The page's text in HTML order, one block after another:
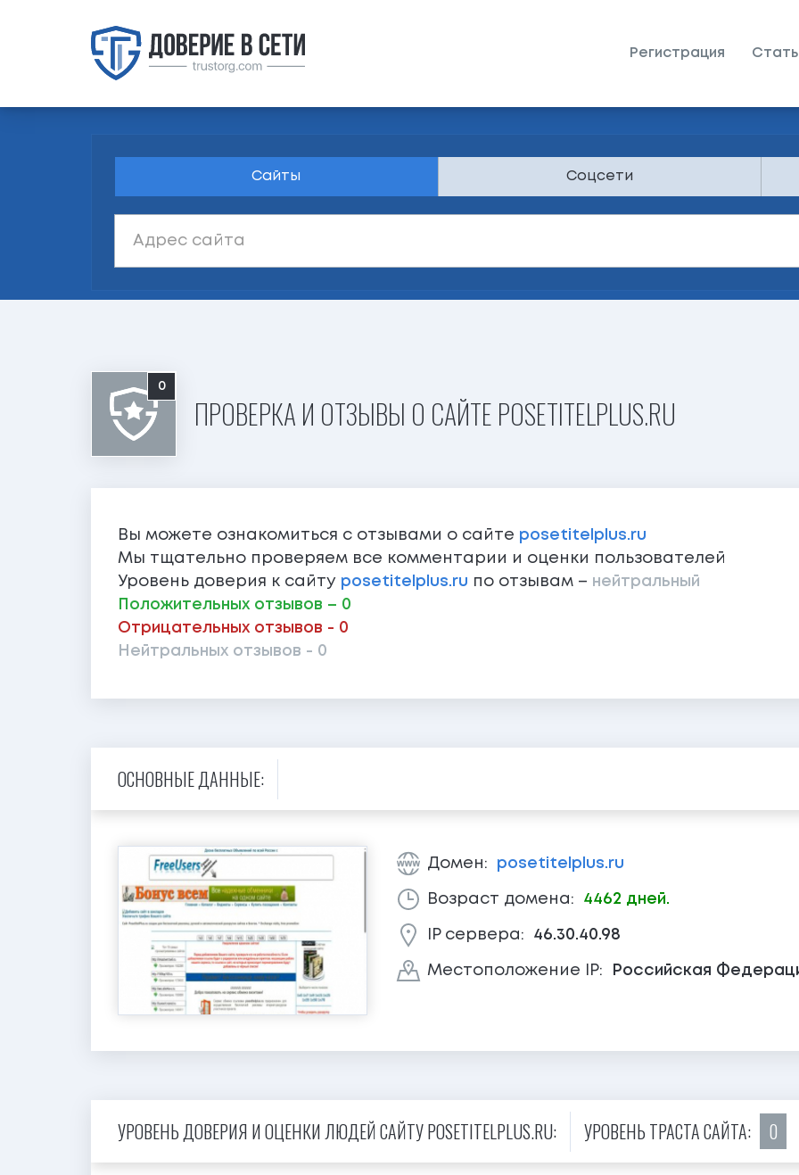
Регистрация
Сайты Соцсети
0
ПРОВЕРКА И ОТЗЫВЫ О САЙТЕ POSETITELPLUS.RU
Вы можете ознакомиться с отзывами о сайте posetitelplus.ru
Мы тщательно проверяем все комментарии и оценки пользователей
Уровень доверия к сайту posetitelplus.ru по отзывам – нейтральный
Положительных отзывов – 0
Отрицательных отзывов - 0
Нейтральных отзывов - 0
ОСНОВНЫЕ ДАННЫЕ:
Домен: posetitelplus.ru
Возраст домена: 4462 дней.
IP сервера: 46.30.40.98
Местоположение IP: Российская
УРОВЕНЬ ДОВЕРИЯ И ОЦЕНКИ ЛЮДЕЙ САЙТУ POSETITELPLUS.RU: УРОВЕНЬ ТРАСТА САЙТА: 0